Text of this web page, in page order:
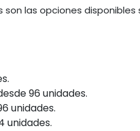
las opciones
96 unidades.
unidades.
unidades.